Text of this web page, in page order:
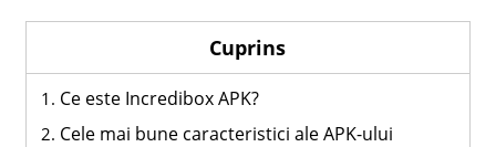
Cuprins
Ce este Incredibox APK?
Cele mai bune caracteristici ale APK-ului